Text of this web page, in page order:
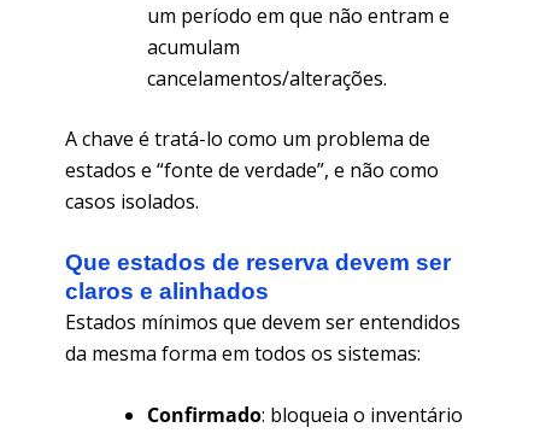
um período em que não entram e
acumulam
cancelamentos/alterações.
A chave é tratá-lo como um problema de
estados e “fonte de verdade”, e não como
casos isolados.
Que estados de reserva devem ser
claros e alinhados
Estados mínimos que devem ser entendidos
da mesma forma em todos os sistemas:
Confirmado: bloqueia o inventário